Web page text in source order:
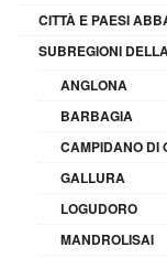
CITTÀ E PAESI
SUBREGIONI
ANGLONA
BARBAGIA
CAMPIDANO DI
GALLURA
LOGUDORO
MANDROLISAI